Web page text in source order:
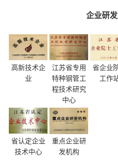
企业研
高新技术企
业
江苏省专用
特种钢管工
程技术研究
中心
省企业
工作
省认定企业
技术中心
重点企业研
发机构